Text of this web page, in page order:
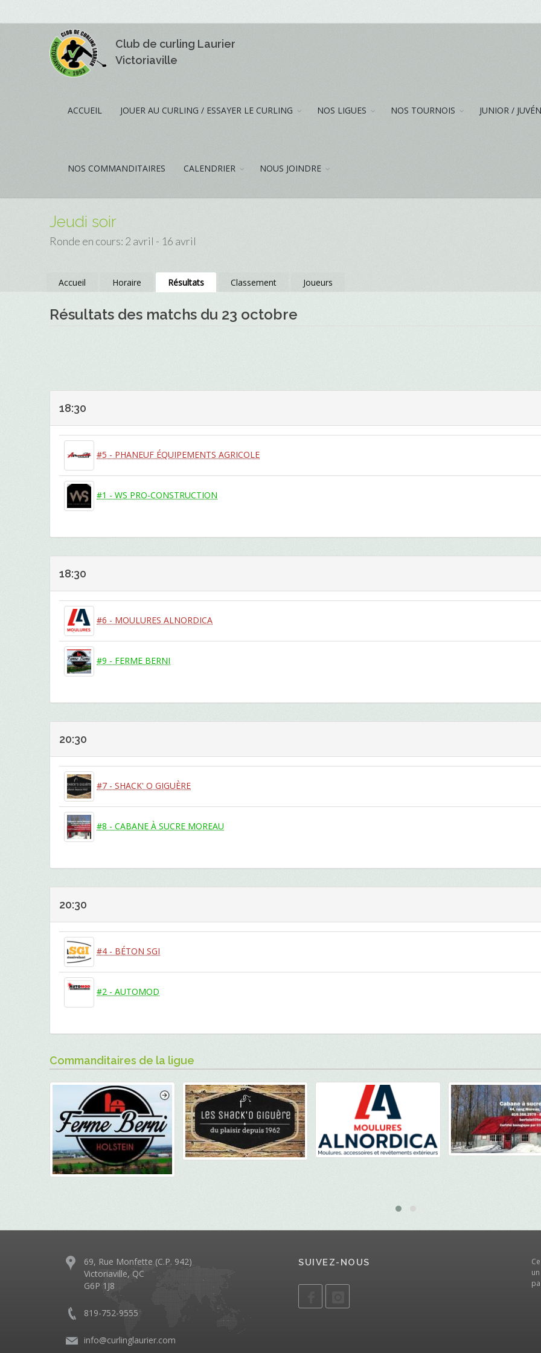
Club de curling Laurier
Victoriaville
ACCUEIL JOUER AU CURLING / ESSAYER LE CURLING NOS LIGUES NOS TOURNOIS JUNIOR /
NOS COMMANDITAIRES CALENDRIER NOUS JOINDRE
Jeudi soir
Ronde en cours: 2 avril - 16 avril
Accueil Horaire Résultats Classement Joueurs
Résultats des matchs du 23 octobre
18:30
#5 - PHANEUF ÉQUIPEMENTS AGRICOLE
#1 - WS PRO-CONSTRUCTION
18:30
#6 - MOULURES ALNORDICA
#9 - FERME BERNI
20:30
#7 - SHACK' O GIGUÈRE
#8 - CABANE À SUCRE MOREAU
20:30
#4 - BÉTON SGI
#2 - AUTOMOD
Commanditaires de la ligue
69, Rue Monfette (C.P. 942)
Victoriaville, QC
G6P 1J8
819-752-9555
info@curlinglaurier.com
SUIVEZ-NOUS